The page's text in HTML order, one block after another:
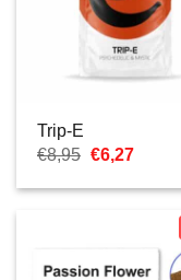
Trip-E
€8,95 Le
initial
€6,27Le
actuel
€6,27.